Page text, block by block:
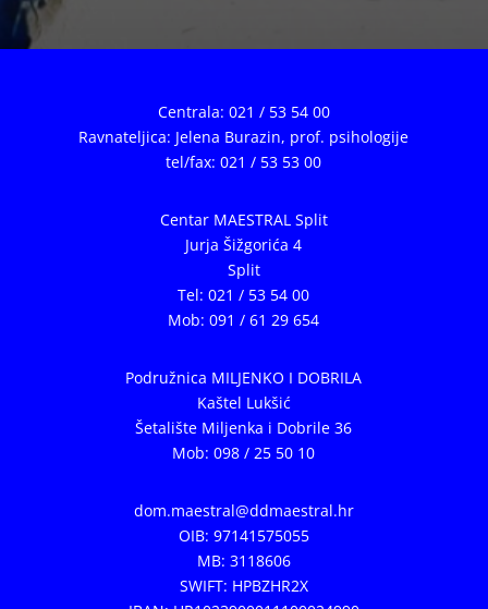
Centrala: 021 / 53 54 00
Ravnateljica: Jelena Burazin, prof. psihologije
tel/fax: 021 / 53 53 00
Centar MAESTRAL Split
Jurja Šižgorića 4
Split
Tel: 021 / 53 54 00
Mob: 091 / 61 29 654
Podružnica MILJENKO I DOBRILA
Kaštel Lukšić
Šetalište Miljenka i Dobrile 36
Mob: 098 / 25 50 10
dom.maestral@ddmaestral.hr
OIB: 97141575055
MB: 3118606
SWIFT: HPBZHR2X